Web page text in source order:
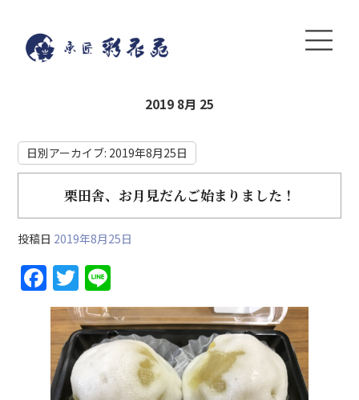
2019 8月 25
日別アーカイブ: 2019年8月25日
栗田舎、お月見だんご始まりました！
投稿日 2019年8月25日
F
a
c
e
b
T
w
itt
er
n
e